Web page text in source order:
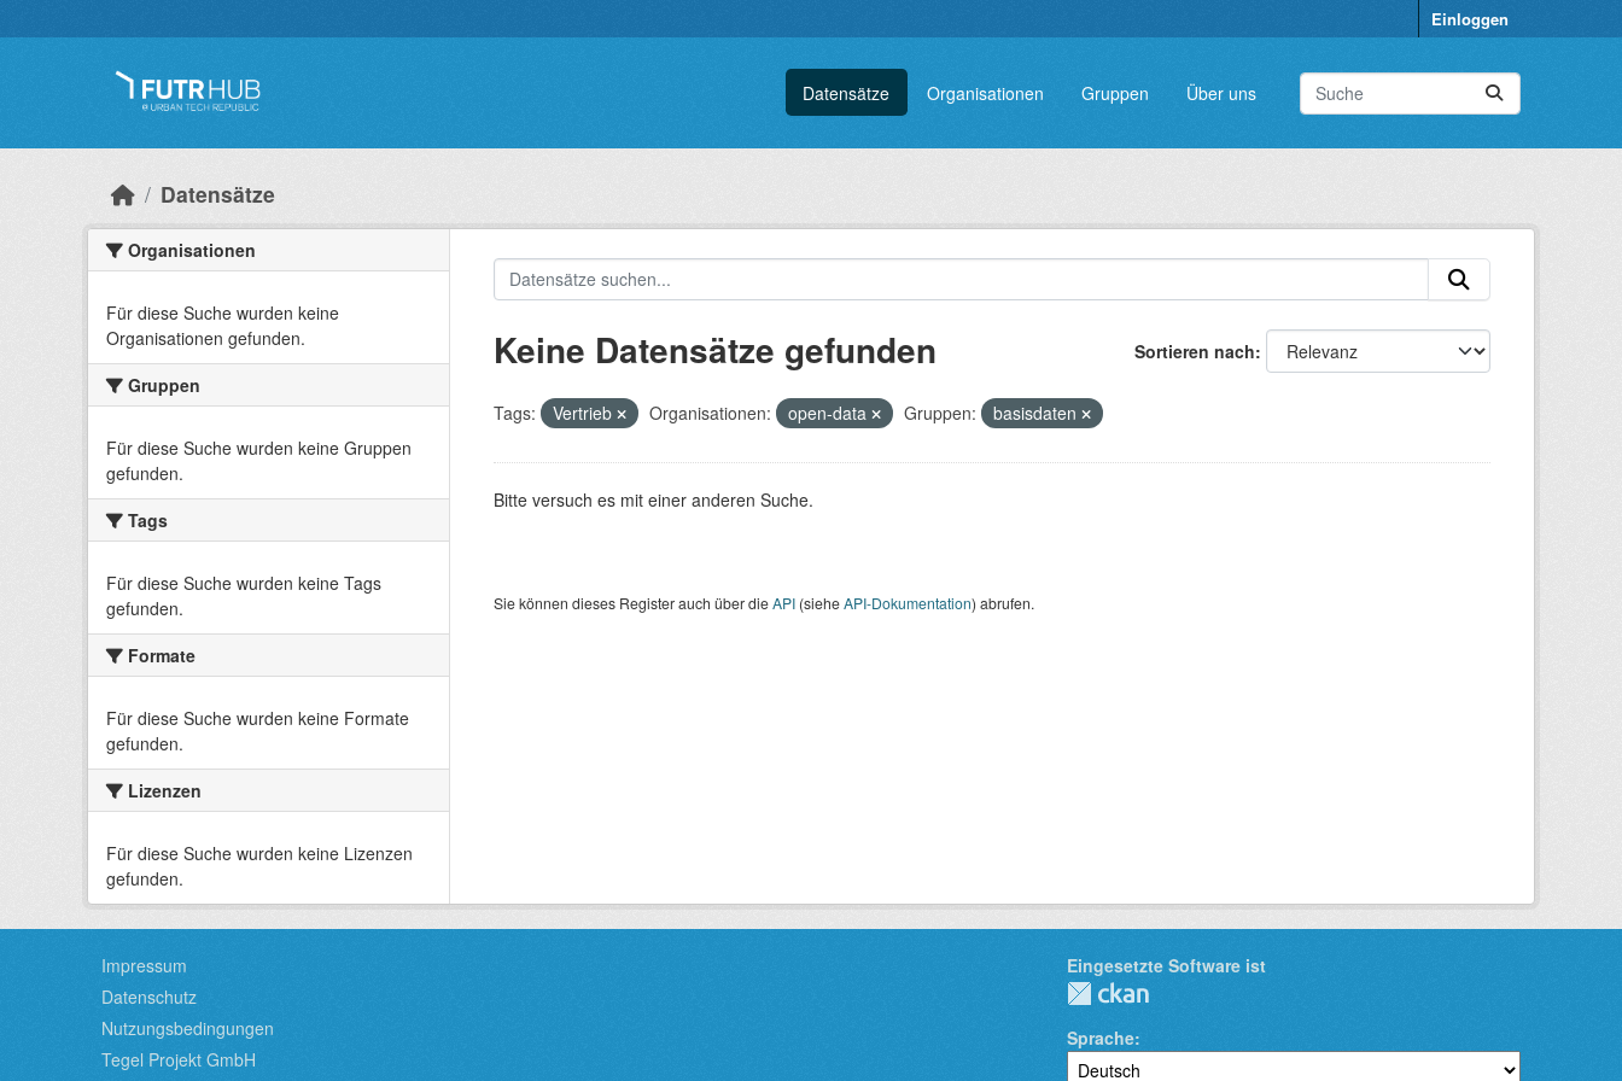
Einloggen
Datensätze Organisationen Gruppen Über uns
Datensätze
Organisationen
Für diese Suche wurden keine
Organisationen gefunden.
Gruppen
Für diese Suche wurden keine Gruppen
gefunden.
Tags
Für diese Suche wurden keine Tags
gefunden.
Formate
Für diese Suche wurden keine Formate
gefunden.
Lizenzen
Für diese Suche wurden keine Lizenzen
gefunden.
Sortieren nach
Keine Datensätze gefunden
Tags: Vertrieb Organisationen: open-data Gruppen: basisdaten
Bitte versuch es mit einer anderen Suche.
Sie können dieses Register auch über dieAPI(sieheAPI-Dokumentation) abrufen.
Impressum
Datenschutz
Nutzungsbedingungen
Tegel Projekt GmbH
Eingesetzte Software ist
Sprache